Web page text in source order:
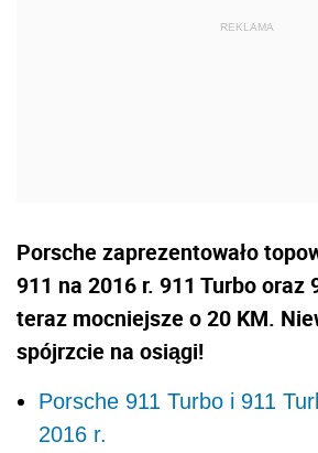
Porsche zaprezentowało
911 na 2016 r. 911 Turbo oraz
teraz mocniejsze o 20 KM.
spójrzcie na osiągi!
Porsche 911 Turbo i 911
2016 r.